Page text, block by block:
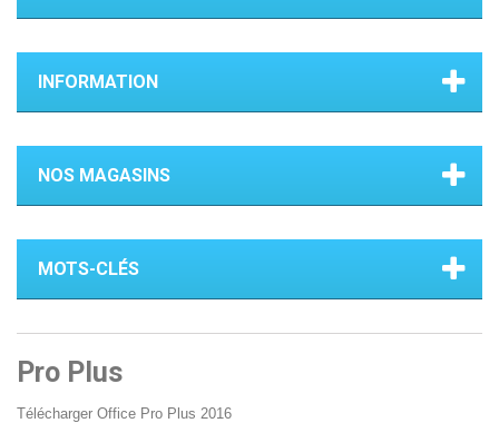
INFORMATION
NOS MAGASINS
MOTS-CLÉS
Pro Plus
Télécharger Office Pro Plus 2016